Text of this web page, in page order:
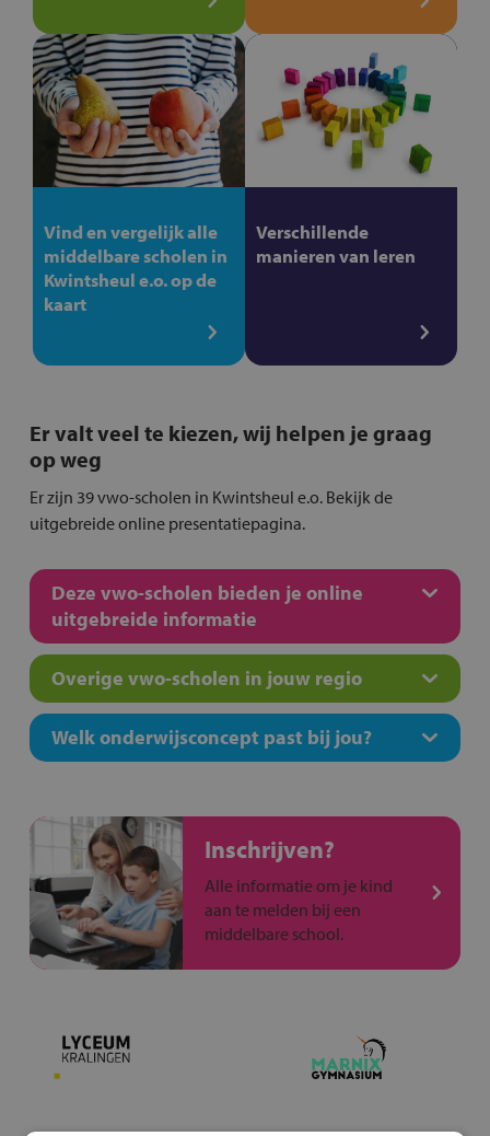
Vind en vergelijk alle
middelbare scholen in
Kwintsheul e.o. op de
kaart
Verschillende
manieren van leren
Er valt veel te kiezen, wij helpen je graag
op weg
Er zijn 39 vwo-scholen in Kwintsheul e.o. Bekijk de
uitgebreide online presentatiepagina.
Deze vwo-scholen bieden je online
uitgebreide informatie
Overige vwo-scholen in jouw regio
Welk onderwijsconcept past bij jou?
Inschrijven?
Alle informatie om je kind
aan te melden bij een
middelbare school.